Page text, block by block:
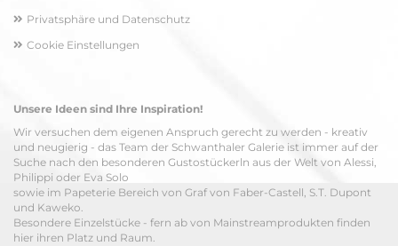
Privatsphäre und Datenschutz
Cookie Einstellungen
Unsere Ideen sind Ihre Inspiration!
Wir versuchen dem eigenen Anspruch gerecht zu werden - kreativ
und neugierig - das Team der Schwanthaler Galerie ist immer auf der
Suche nach den besonderen Gustostückerln aus der Welt von Alessi,
Philippi oder Eva Solo
sowie im Papeterie Bereich von Graf von Faber-Castell, S.T. Dupont
und Kaweko.
Besondere Einzelstücke - fern ab von Mainstreamprodukten finden
hier ihren Platz und Raum.